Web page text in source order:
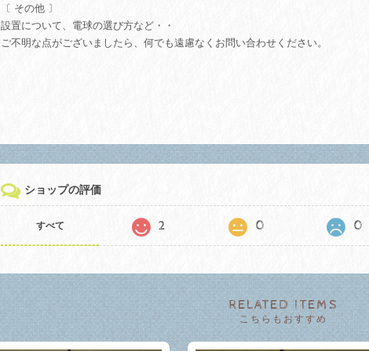
〔 その他 〕
設置について、電球の選び方など・・
ご不明な点がございましたら、何でも遠慮なくお問い合わせください。
ショップの評価
すべて 2 0 0
RELATED ITEMS
こちらもおすすめ